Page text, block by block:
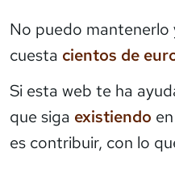
No puedo
cuesta cientos de
Si esta web te ha
que siga existiendo
es contribuir, con lo